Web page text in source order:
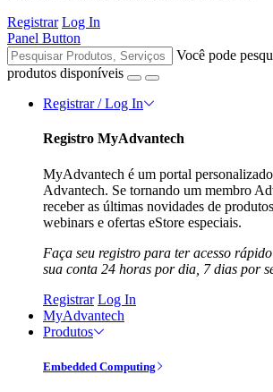
Registrar Log In
Panel Button
Você pode
produtos disponíveis
Registrar / Log In
Registro MyAdvantech
MyAdvantech é um portal
Advantech. Se tornando um membro
receber as últimas novidades de
webinars e ofertas eStore especiais.
Faça seu registro para ter acesso
sua conta 24 horas por dia, 7 dias por
Registrar Log In
MyAdvantech
Produtos
Embedded Computing